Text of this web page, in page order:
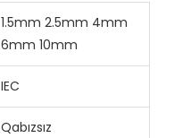
1.5mm 2.5mm 4mm
6mm 10mm
IEC
Qabızsız